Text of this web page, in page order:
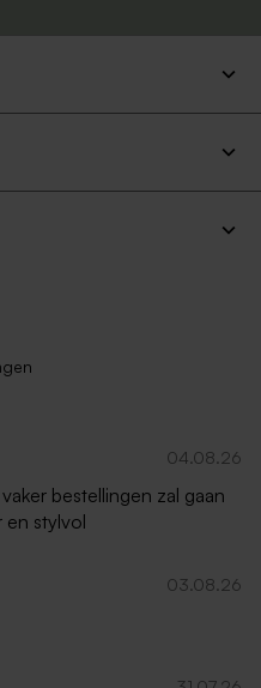
04.08.26
bestellingen zal gaan
en stylvol
03.08.26